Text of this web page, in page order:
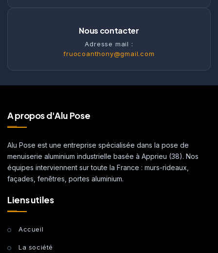
Nous contacter
Adresse mail :
fruocoanthony@gmail.com
A propos d'Alu Pose
Alu Pose est une entreprise spécialisée dans la pose de
menuiserie aluminium industrielle basée à Apprieu (38). Nos
équipes interviennent sur toute la France : murs-rideaux,
façades, fenêtres, portes aluminium.
Liens utiles
Accueil
La société